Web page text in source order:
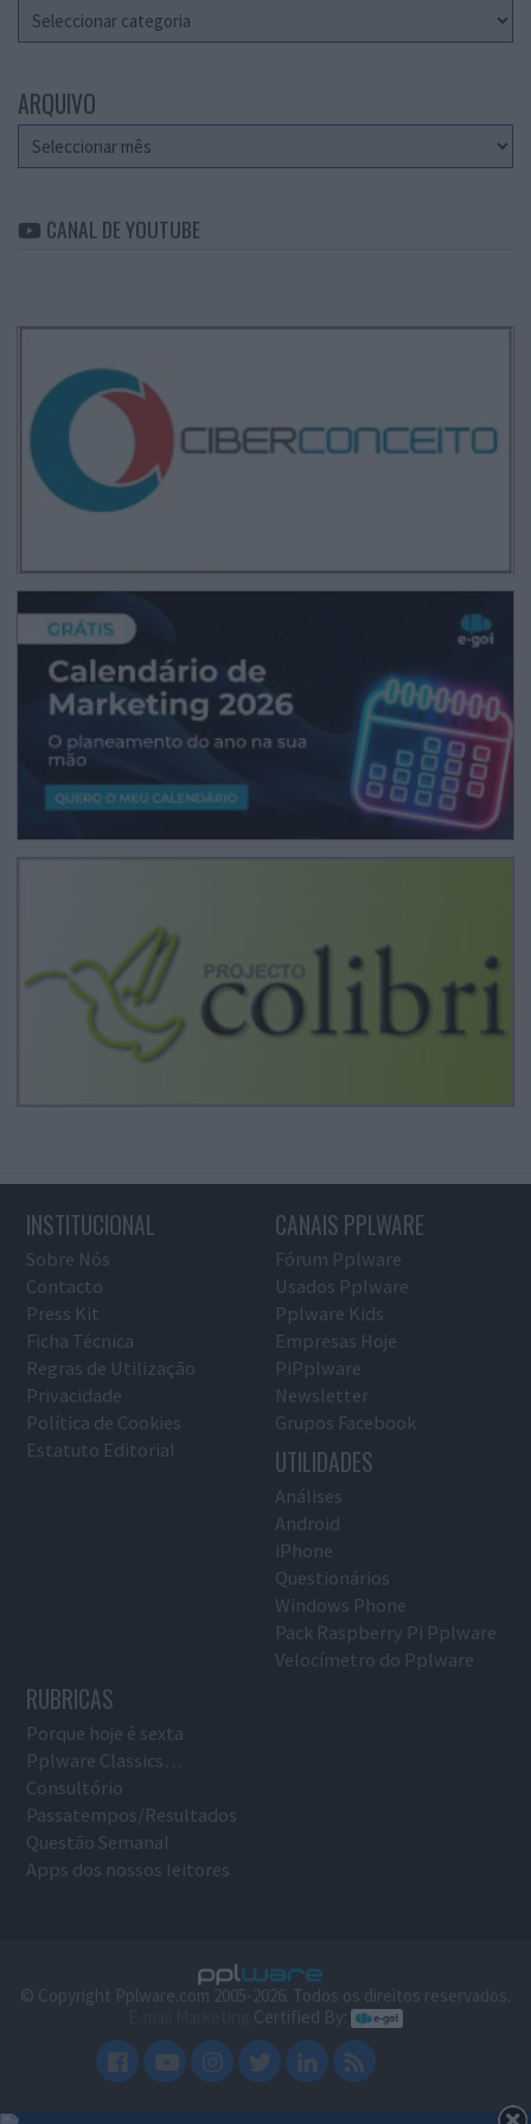
Categorias
ARQUIVO
Arquivo
CANAL DE YOUTUBE
INSTITUCIONAL
Sobre Nós
Contacto
Press Kit
Ficha Técnica
Regras de Utilização
Privacidade
Política de Cookies
Estatuto Editorial
CANAIS PPLWARE
Fórum Pplware
Usados Pplware
Pplware Kids
Empresas Hoje
PiPplware
Newsletter
Grupos Facebook
UTILIDADES
Análises
Android
iPhone
Questionários
Windows Phone
Pack Raspberry Pi Pplware
Velocímetro do Pplware
RUBRICAS
Porque hoje é sexta
Pplware Classics…
Consultório
Passatempos/Resultados
Questão Semanal
Apps dos nossos leitores
© Copyright Pplware.com 2005-2026. Todos os direitos reservados.
Certified By: